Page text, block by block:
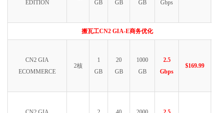
EDITION
GB
GB
GB
Gbps
搬瓦工CN2 GIA-E商务优化
CN2 GIA
ECOMMERCE
2核
1
GB
20
GB
1000
GB
2.5
Gbps
$169.99